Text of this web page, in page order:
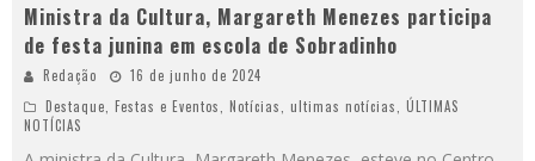
Ministra da Cultura, Margareth Menezes participa
de festa junina em escola de Sobradinho
Redação
16 de junho de 2024
Destaque Festas e Eventos Notícias ultimas notícias
ÚLTIMAS
NOTÍCIAS